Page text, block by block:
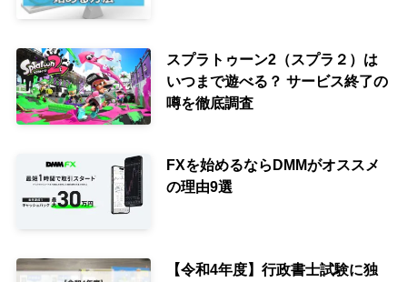
スプラトゥーン2（スプラ２）は
いつまで遊べる？ サービス終了の
噂を徹底調査
FXを始めるならDMMがオススメ
の理由9選
【令和4年度】行政書士試験に独